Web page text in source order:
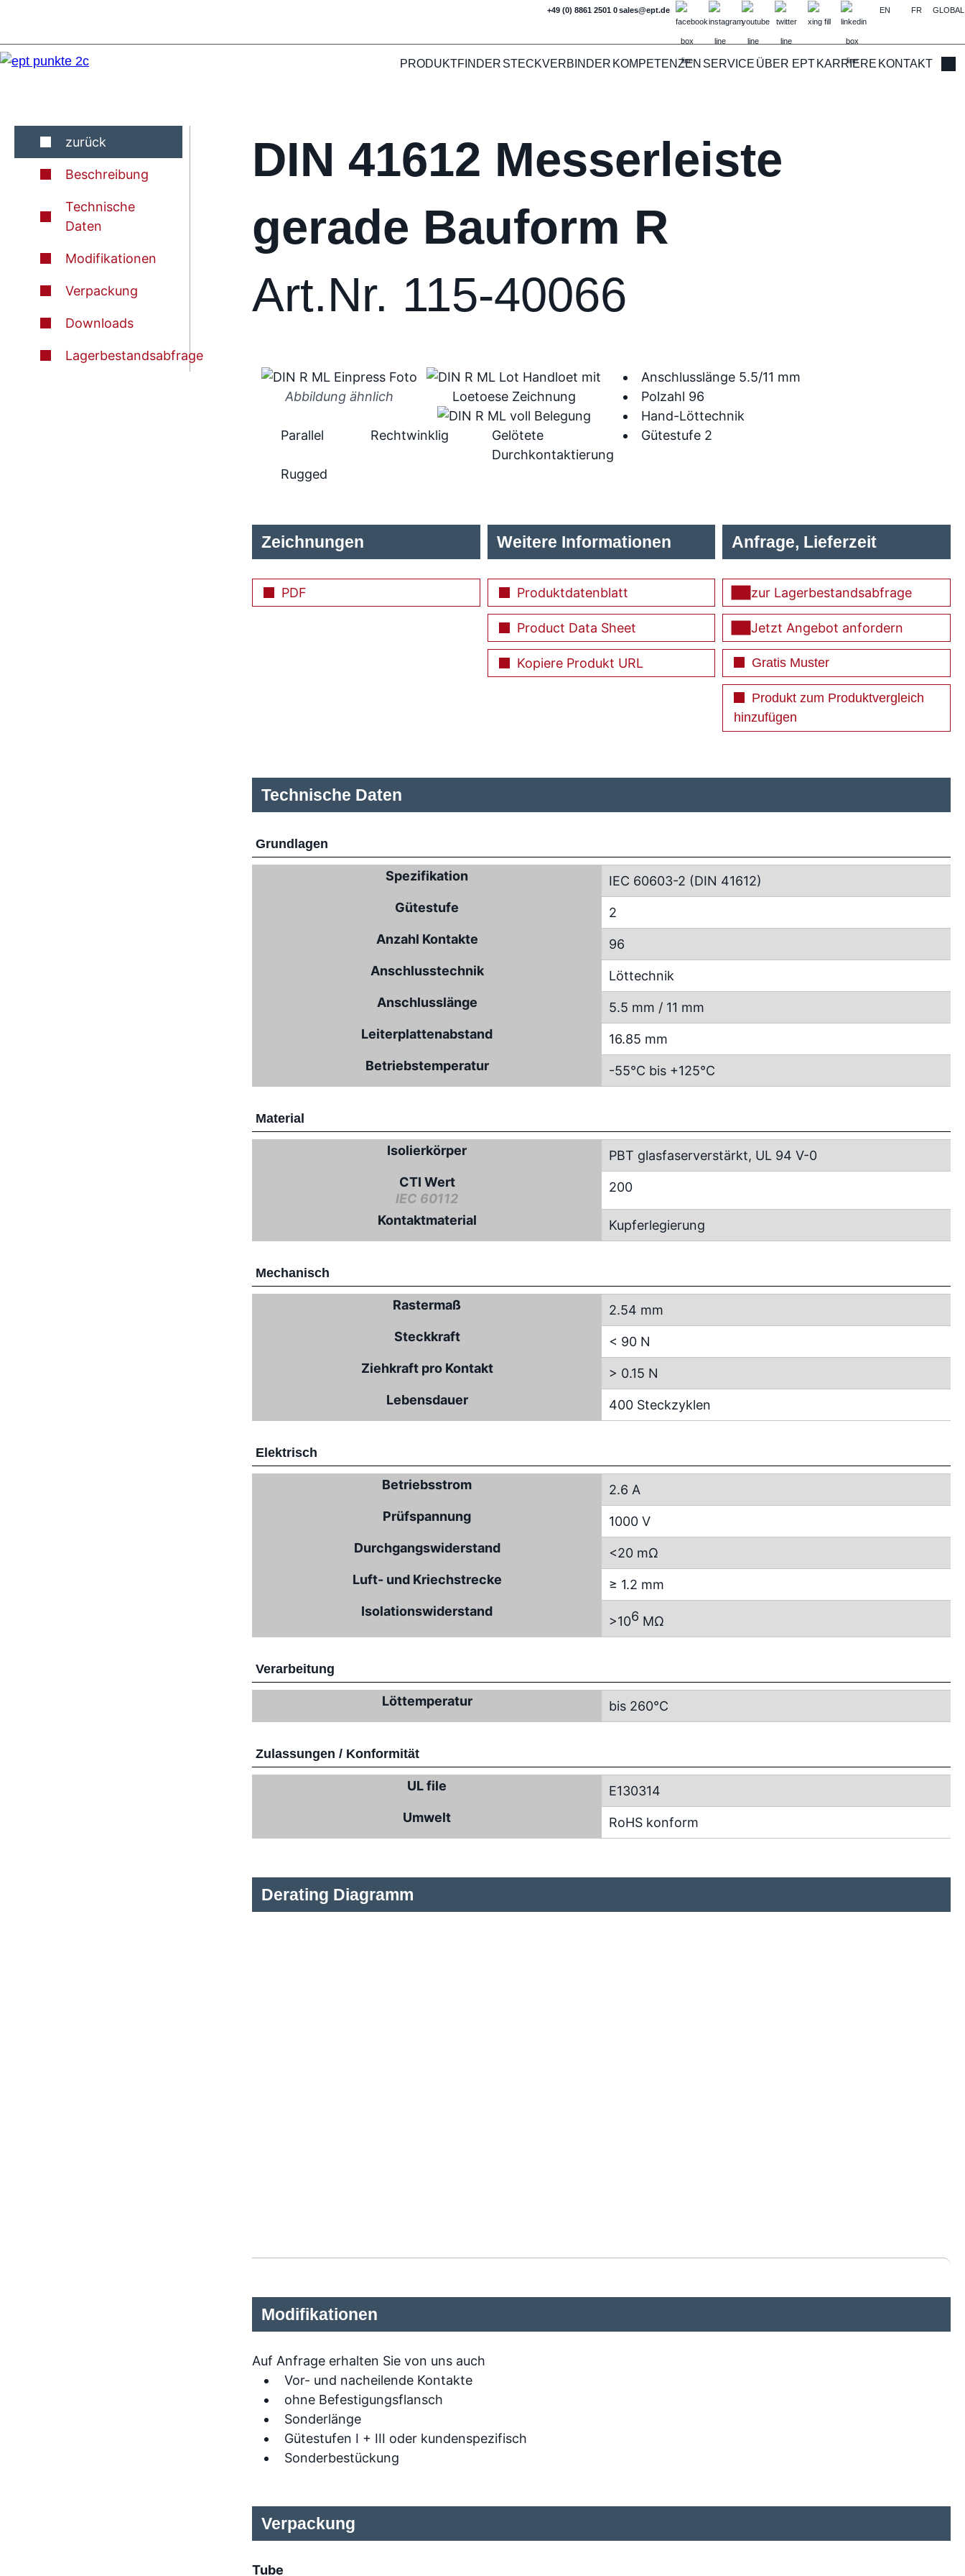
+49 (0) 8861 2501 0sales@ept.de EN FR GLOBAL
PRODUKTFINDER STECKVERBINDER KOMPETENZEN SERVICE ÜBER EPTKARRIERE KONTAKT
zurück
Beschreibung
Technische
Daten
Modifikationen
Verpackung
Downloads
Lagerbestandsabfrage
DIN 41612 Messerleiste
gerade Bauform R
Art.Nr. 115-40066
Abbildung ähnlich
Anschlusslänge 5.5/11 mm
Polzahl 96
Hand-Löttechnik
Gütestufe 2
Parallel Rechtwinklig
Gelötete
Durchkontaktierung
Rugged
Zeichnungen
PDF
Weitere Informationen
Produktdatenblatt
Product Data Sheet
Kopiere Produkt URL
Anfrage, Lieferzeit
zur Lagerbestandsabfrage
Jetzt Angebot anfordern
Gratis Muster
Produkt zum Produktvergleich
hinzufügen
Technische Daten
Grundlagen
Spezifikation
IEC 60603-2 (DIN 41612)
Gütestufe
2
Anzahl Kontakte
96
Anschlusstechnik
Löttechnik
Anschlusslänge
5.5 mm / 11 mm
Leiterplattenabstand
16.85 mm
Betriebstemperatur
-55°C bis +125°C
Material
Isolierkörper
PBT glasfaserverstärkt, UL 94 V-0
CTI Wert
IEC 60112
200
Kontaktmaterial Kupferlegierung
Mechanisch
Rastermaß
2.54 mm
Steckkraft
< 90 N
Ziehkraft pro Kontakt
> 0.15 N
Lebensdauer
400 Steckzyklen
Elektrisch
Betriebsstrom
2.6 A
Prüfspannung
1000 V
Durchgangswiderstand
<20 mΩ
Luft- und Kriechstrecke
≥ 1.2 mm
Isolationswiderstand
>106 MΩ
Verarbeitung
Löttemperatur bis 260°C
Zulassungen / Konformität
UL file
E130314
Umwelt
RoHS konform
Derating Diagramm
Modifikationen
Auf Anfrage erhalten Sie von uns auch
Vor- und nacheilende Kontakte
ohne Befestigungsflansch
Sonderlänge
Gütestufen I + III oder kundenspezifisch
Sonderbestückung
Verpackung
Tube